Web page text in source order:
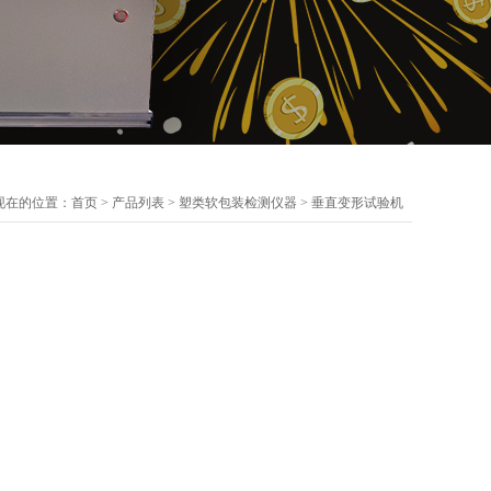
在的位置： 首页 > 产品列表 > 塑类软包装检测仪器 > 垂直变形试验机